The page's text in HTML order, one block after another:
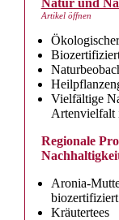
Natur und
Artikel öffnen
Vielfältige
Artenvielfalt
Regionale
Aronia-
biozertifiziert
Kräutertees